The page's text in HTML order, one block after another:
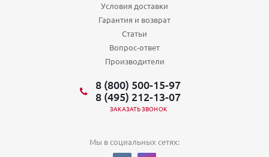
Условия доставки
Гарантия и возврат
Статьи
Вопрос-ответ
Производители
8 (800) 500-15-97
8 (495) 212-13-07
ЗАКАЗАТЬ ЗВОНОК
Мы в социальных сетях: